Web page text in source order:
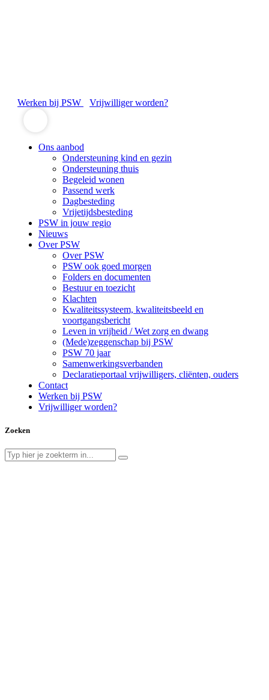
Werken bij PSW Vrijwilliger worden?
Ons aanbod
Ondersteuning kind en gezin
Ondersteuning thuis
Begeleid wonen
Passend werk
Dagbesteding
Vrijetijdsbesteding
PSW in jouw regio
Nieuws
Over PSW
Over PSW
PSW ook goed morgen
Folders en documenten
Bestuur en toezicht
Klachten
Kwaliteitssysteem, kwaliteitsbeeld en
voortgangsbericht
Leven in vrijheid / Wet zorg en dwang
(Mede)zeggenschap bij PSW
PSW 70 jaar
Samenwerkingsverbanden
Declaratieportaal vrijwilligers, cliënten, ouders
Contact
Werken bij PSW
Vrijwilliger worden?
Zoeken